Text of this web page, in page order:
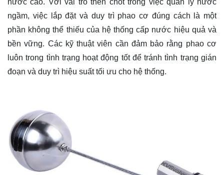
nước cao. Với vai trò then chốt trong việc quản lý nước
ngầm, việc lắp đặt và duy trì phao cơ đúng cách là một
phần không thể thiếu của hệ thống cấp nước hiệu quả và
bền vững. Các kỹ thuật viên cần đảm bảo rằng phao cơ
luôn trong tình trạng hoạt động tốt để tránh tình trạng gián
đoạn và duy trì hiệu suất tối ưu cho hệ thống.